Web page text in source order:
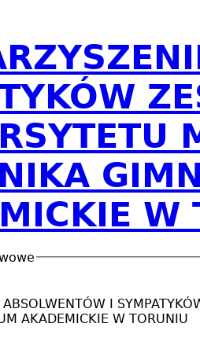
W
I
AKADEMICKIE W TORUNIU